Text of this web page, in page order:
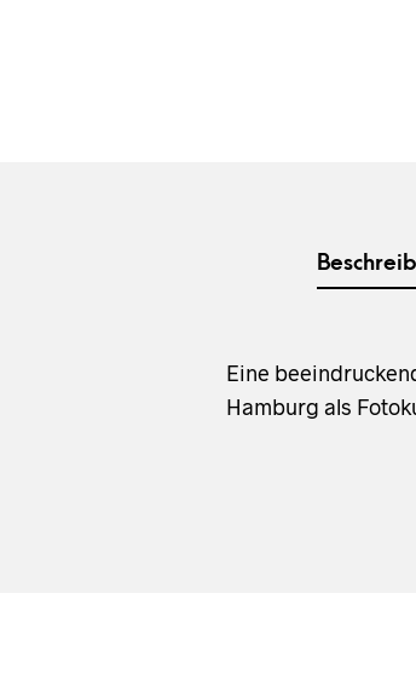
Eine
Hamburg als